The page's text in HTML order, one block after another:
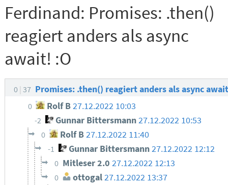
Ferdinand: Promises: .then()
reagiert anders als async
await! :O
0 37 Promises: .then() reagiert anders als async
0 Rolf B27.12.2022 10:03
-2 Gunnar Bittersmann 27.12.2022 10:53
0 Rolf B 27.12.2022 11:40
-1 Gunnar Bittersmann27.12.2022 12:12
0 Mitleser 2.027.12.2022 12:13
0 ottogal27.12.2022 13:37